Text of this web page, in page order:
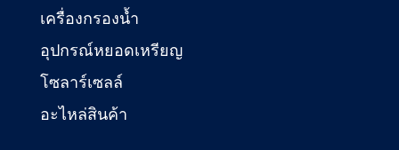
เครื่องกรองน้ำ
อุปกรณ์หยอดเหรียญ
โซลาร์เซลล์
อะไหล่สินค้า